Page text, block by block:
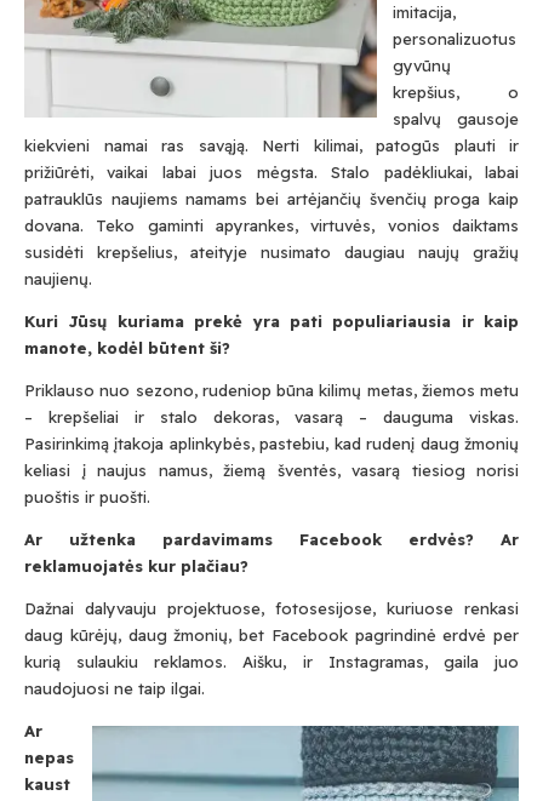
imitacija,
personalizuotus
gyvūnų
krepšius, o
spalvų gausoje
kiekvieni namai ras savąją. Nerti kilimai, patogūs plauti ir
prižiūrėti, vaikai labai juos mėgsta. Stalo padėkliukai, labai
patrauklūs naujiems namams bei artėjančių švenčių proga kaip
dovana. Teko gaminti apyrankes, virtuvės, vonios daiktams
susidėti krepšelius, ateityje nusimato daugiau naujų gražių
naujienų.
Kuri Jūsų kuriama prekė yra pati populiariausia ir kaip
manote, kodėl būtent ši?
Priklauso nuo sezono, rudeniop būna kilimų metas, žiemos metu
– krepšeliai ir stalo dekoras, vasarą – dauguma viskas.
Pasirinkimą įtakoja aplinkybės, pastebiu, kad rudenį daug žmonių
keliasi į naujus namus, žiemą šventės, vasarą tiesiog norisi
puoštis ir puošti.
Ar užtenka pardavimams Facebook erdvės? Ar
reklamuojatės kur plačiau?
Dažnai dalyvauju projektuose, fotosesijose, kuriuose renkasi
daug kūrėjų, daug žmonių, bet Facebook pagrindinė erdvė per
kurią sulaukiu reklamos. Aišku, ir Instagramas, gaila juo
naudojuosi ne taip ilgai.
Ar
nepas
kaust